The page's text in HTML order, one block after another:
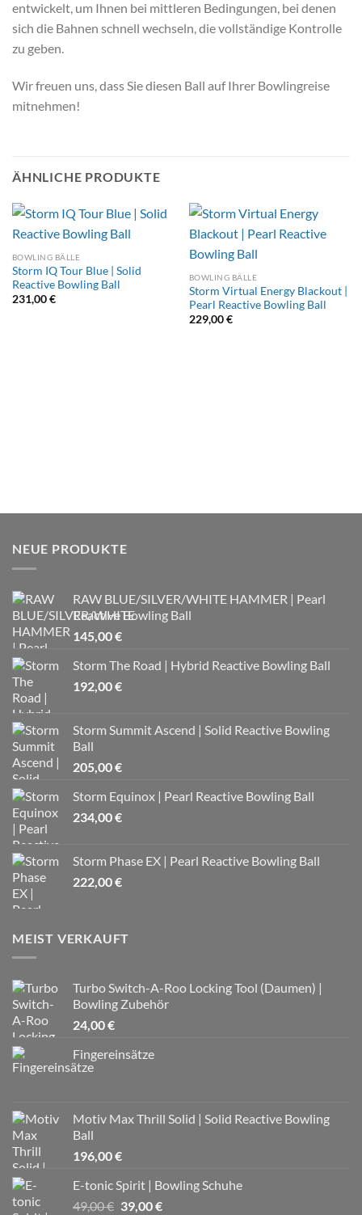
entwickelt, um Ihnen bei mittleren Bedingungen, bei denen
sich die Bahnen schnell wechseln, die vollständige Kontrolle
zu geben.
Wir freuen uns, dass Sie diesen Ball auf Ihrer Bowlingreise
mitnehmen!
ÄHNLICHE PRODUKTE
BOWLING BÄLLE
Storm IQ Tour Blue | Solid
Reactive Bowling Ball
231,00€
BOWLING BÄLLE
Storm Virtual Energy Blackout |
Pearl Reactive Bowling Ball
229,00€
NEUE PRODUKTE
RAW BLUE/SILVER/WHITE HAMMER | Pearl
Reactive Bowling Ball
145,00€
Storm The Road | Hybrid Reactive Bowling Ball
192,00€
Storm Summit Ascend | Solid Reactive Bowling
Ball
205,00€
Storm Equinox | Pearl Reactive Bowling Ball
234,00€
Storm Phase EX | Pearl Reactive Bowling Ball
222,00€
MEIST VERKAUFT
Turbo Switch-A-Roo Locking Tool (Daumen) |
Bowling Zubehör
24,00€
Fingereinsätze
Motiv Max Thrill Solid | Solid Reactive Bowling
Ball
196,00€
E-tonic Spirit | Bowling Schuhe
49,00€ Ursprünglicher
39,00€Aktueller